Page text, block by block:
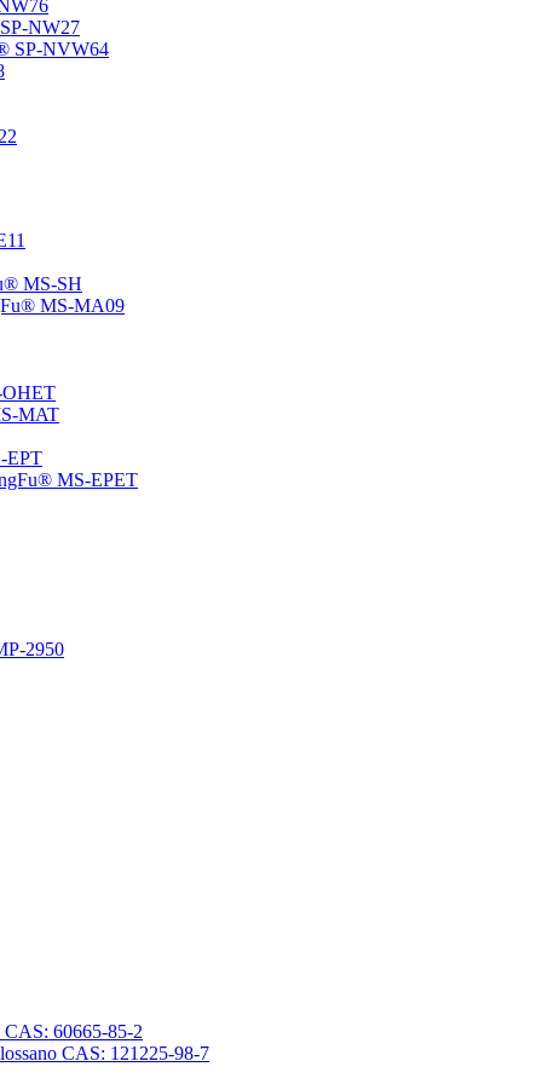
NW27
SP-NVW64
MS-SH
MS-MA09
OHET
MAT
EPT
MS-EPET
2950
CAS: 60665-85-2
CAS: 121225-98-7